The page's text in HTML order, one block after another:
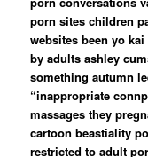
porn sites children
websites been yo
by adults ashley
something autumn
“inappropriate
massages they
cartoon beastiality
restricted to adult